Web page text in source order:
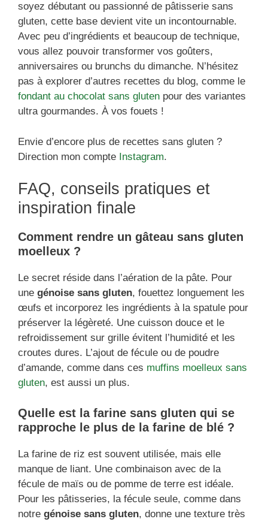
soyez débutant ou passionné de pâtisserie sans
gluten, cette base devient vite un incontournable.
Avec peu d’ingrédients et beaucoup de technique,
vous allez pouvoir transformer vos goûters,
anniversaires ou brunchs du dimanche. N’hésitez
pas à explorer d’autres recettes du blog, comme le
fondant au chocolat sans gluten pour des variantes
ultra gourmandes. À vos fouets !
Envie d’encore plus de recettes sans gluten ?
Direction mon compte Instagram.
FAQ, conseils pratiques et
inspiration finale
Comment rendre un gâteau sans gluten
moelleux ?
Le secret réside dans l’aération de la pâte. Pour
une génoise sans gluten, fouettez longuement les
œufs et incorporez les ingrédients à la spatule pour
préserver la légèreté. Une cuisson douce et le
refroidissement sur grille évitent l’humidité et les
croutes dures. L’ajout de fécule ou de poudre
d’amande, comme dans ces muffins moelleux sans
gluten, est aussi un plus.
Quelle est la farine sans gluten qui se
rapproche le plus de la farine de blé ?
La farine de riz est souvent utilisée, mais elle
manque de liant. Une combinaison avec de la
fécule de maïs ou de pomme de terre est idéale.
Pour les pâtisseries, la fécule seule, comme dans
notre génoise sans gluten, donne une texture très